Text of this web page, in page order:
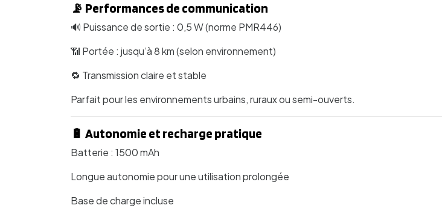
📡 Performances de communication
🔊 Puissance de sortie : 0,5 W (norme PMR446)
📶 Portée : jusqu’à 8 km (selon environnement)
🔁 Transmission claire et stable
Parfait pour les environnements urbains, ruraux ou semi-ouverts.
🔋 Autonomie et recharge pratique
Batterie : 1500 mAh
Longue autonomie pour une utilisation prolongée
Base de charge incluse